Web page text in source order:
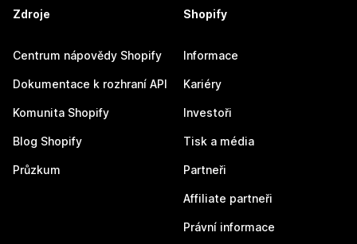
Zdroje
Centrum nápovědy Shopify
Dokumentace k rozhraní API
Komunita Shopify
Blog Shopify
Průzkum
Shopify
Informace
Kariéry
Investoři
Tisk a média
Partneři
Affiliate partneři
Právní informace